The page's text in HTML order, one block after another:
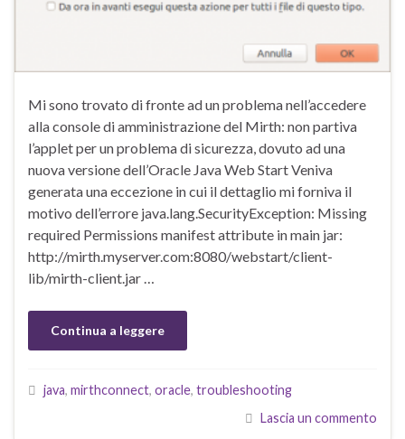
Mi sono trovato di fronte ad un problema nell’accedere
alla console di amministrazione del Mirth: non partiva
l’applet per un problema di sicurezza, dovuto ad una
nuova versione dell’Oracle Java Web Start Veniva
generata una eccezione in cui il dettaglio mi forniva il
motivo dell’errore java.lang.SecurityException: Missing
required Permissions manifest attribute in main jar:
http://mirth.myserver.com:8080/webstart/client-
lib/mirth-client.jar …
Continua a leggere
java, mirthconnect, oracle, troubleshooting
Lascia un commento